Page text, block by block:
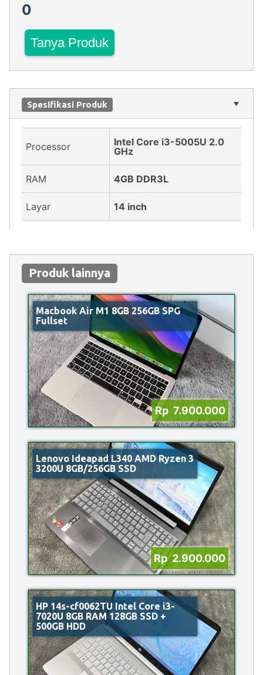
0
Tanya Produk
Spesifikasi Produk
Processor
Intel Core i3-5005U 2.0
GHz
RAM 4GB DDR3L
Layar 14 inch
Produk lainnya
Macbook Air M1 8GB 256GB SPG
Fullset
Rp 7.900.000
Lenovo Ideapad L340 AMD Ryzen 3
3200U 8GB/256GB SSD
Rp 2.900.000
HP 14s-cf0062TU Intel Core i3-
7020U 8GB RAM 128GB SSD +
500GB HDD